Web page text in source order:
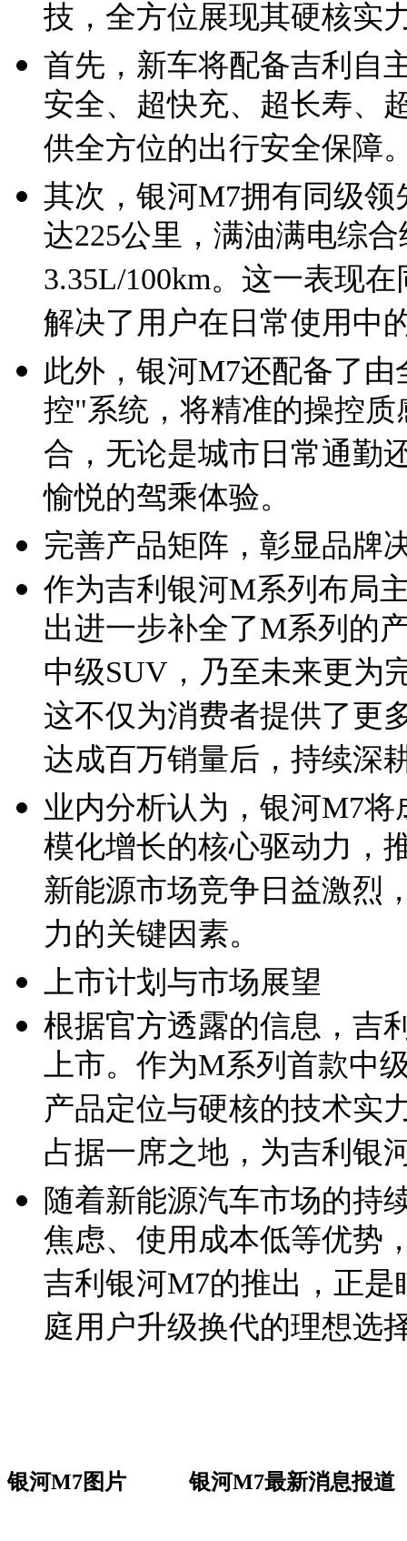
技，全方位展现其硬核实
首先，新车将配备吉利自
安全、超快充、超长寿、
供全方位的出行安全保障
其次，银河M7拥有同级
达225公里，满油满电综
3.35L/100km。这一表现
解决了用户在日常使用中
此外，银河M7还配备了
控"系统，将精准的操控
合，无论是城市日常通勤
愉悦的驾乘体验。
完善产品矩阵，彰显品牌
作为吉利银河M系列布局
出进一步补全了M系列的
中级SUV，乃至未来更为
这不仅为消费者提供了更
达成百万销量后，持续深
业内分析认为，银河M7
模化增长的核心驱动力，
新能源市场竞争日益激烈
力的关键因素。
上市计划与市场展望
根据官方透露的信息，吉
上市。作为M系列首款中
产品定位与硬核的技术实
占据一席之地，为吉利银
随着新能源汽车市场的持
焦虑、使用成本低等优势
吉利银河M7的推出，正
庭用户升级换代的理想选
银河M7图片 银河M7最新消息报道